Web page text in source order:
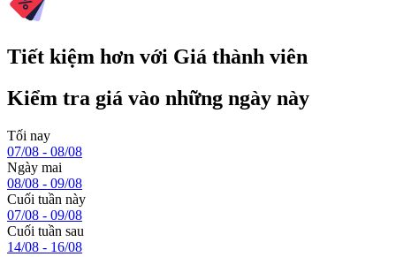
Tiết kiệm hơn với Giá thành viên
Kiểm tra giá vào những ngày này
Tối nay
07/08 - 08/08
Ngày mai
08/08 - 09/08
Cuối tuần này
07/08 - 09/08
Cuối tuần sau
14/08 - 16/08